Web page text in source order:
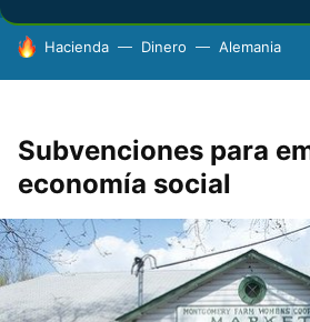
HOY SE HABLA DE
Hacienda Dinero Alemania
Subvenciones para
economía social